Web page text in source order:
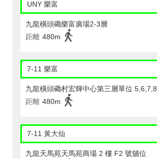
UNY 樂富
九龍橫頭磡樂富廣場2-3層
距離 480m
7-11 樂富
九龍橫頭磡村宏輝中心第三層單位 5,6,7,8
距離 480m
7-11 黃大仙
九龍天馬苑天馬苑商場 2 樓 F2 號舖位